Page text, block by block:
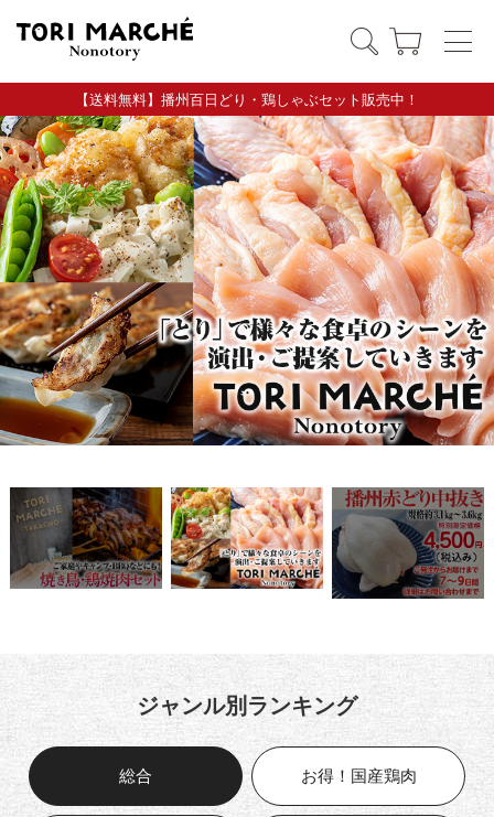
【送料無料】播州百日どり・鶏しゃぶセット販売中！
ジャンル別ランキング
総合 お得！国産鶏肉